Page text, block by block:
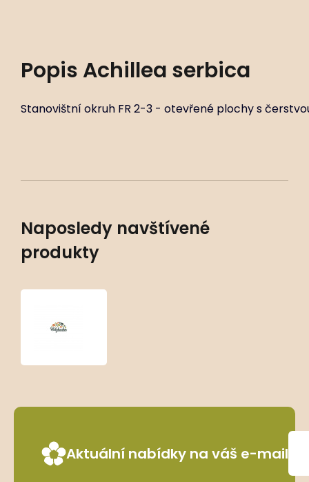
Popis Achillea serbica
Stanovištní okruh FR 2-3 - otevřené plochy s
Naposledy navštívené
produkty
Aktuální nabídky na váš e-mail